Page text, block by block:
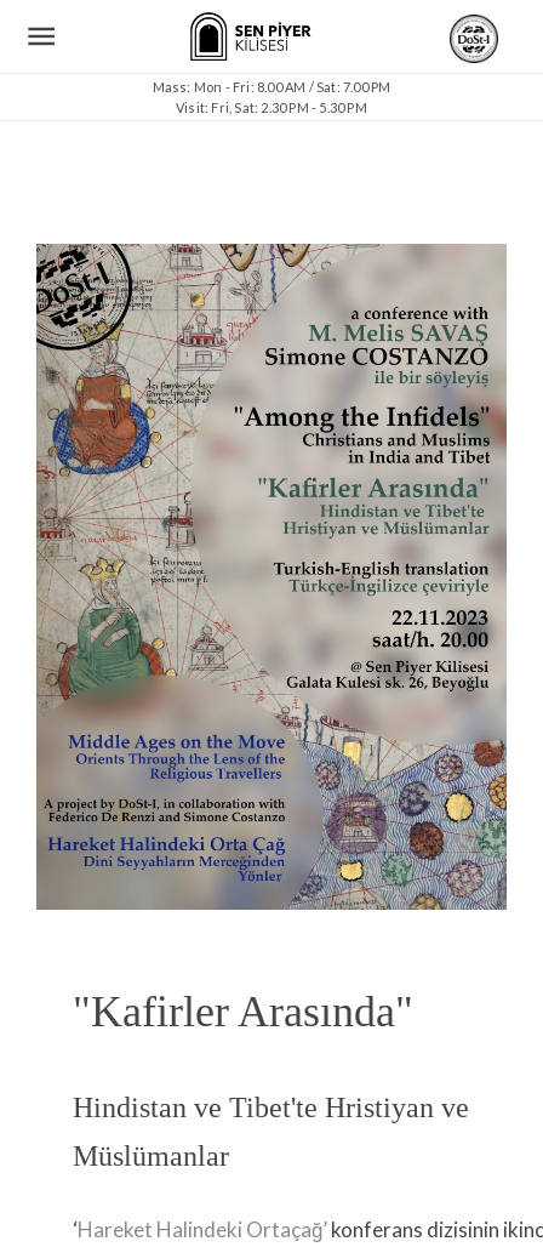
Mass: Mon - Fri: 8.00 AM / Sat: 7.00 PM
Visit: Fri, Sat: 2.30 PM - 5.30 PM
"Kafirler Arasında"
Hindistan ve Tibet'te Hristiyan ve
Müslümanlar
‘Hareket Halindeki Ortaçağ’konferans dizisinin